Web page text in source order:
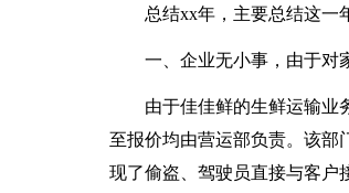
总结xx年，主要总结这一
一、企业无小事，由于对
由于佳佳鲜的生鲜运输业
至报价均由营运部负责。该部
现了偷盗、驾驶员直接与客户